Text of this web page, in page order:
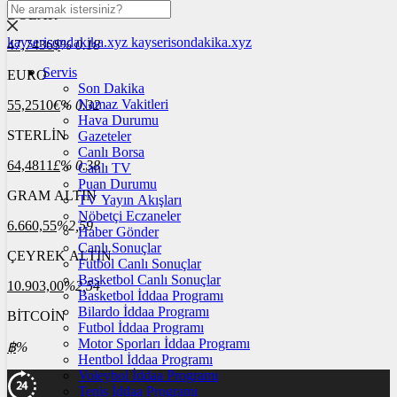
DOLAR
47,7436$% 0.18
EURO
55,2510€% 0.32
STERLİN
64,4811£% 0.38
GRAM ALTIN
6.660,55%2,59
ÇEYREK ALTIN
10.903,00%2,54
BİTCOİN
฿%
kayserisondakika.xyz kayserisondakika.xyz
Servis
Son Dakika
Namaz Vakitleri
Hava Durumu
Gazeteler
Canlı Borsa
Canlı TV
Puan Durumu
TV Yayın Akışları
Nöbetçi Eczaneler
Haber Gönder
Canlı Sonuçlar
Futbol Canlı Sonuçlar
Basketbol Canlı Sonuçlar
Basketbol İddaa Programı
Bilardo İddaa Programı
Futbol İddaa Programı
Motor Sporları İddaa Programı
Hentbol İddaa Programı
Voleybol İddaa Programı
Tenis İddaa Programı